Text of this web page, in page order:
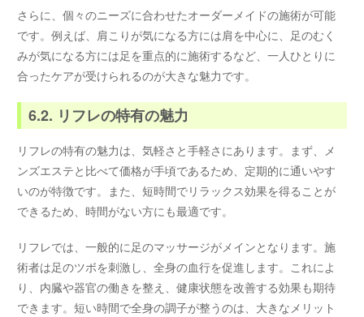
さらに、個々のニーズに合わせたオーダーメイドの施術が可能
です。例えば、肩こりが気になる方には肩を中心に、足のむく
みが気になる方には足を重点的に施術するなど、一人ひとりに
合ったケアが受けられるのが大きな魅力です。
6.2. リフレの特有の魅力
リフレの特有の魅力は、気軽さと手軽さにあります。まず、メ
ンズエステと比べて価格が手頃であるため、定期的に通いやす
いのが特徴です。また、短時間でリラックス効果を得ることが
できるため、時間がない方にも最適です。
リフレでは、一般的に足のマッサージがメインとなります。施
術者は足のツボを刺激し、全身の血行を促進します。これによ
り、内臓や器官の働きを整え、健康状態を改善する効果も期待
できます。短い時間で全身の調子が整うのは、大きなメリット